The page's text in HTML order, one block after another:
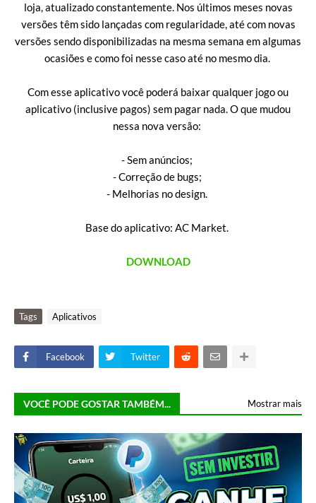
loja, atualizado constantemente. Nos últimos meses novas
versões têm sido lançadas com regularidade, até com novas
versões sendo disponibilizadas na mesma semana em algumas
ocasiões e como foi nesse caso até no mesmo dia.
Com esse aplicativo você poderá baixar qualquer jogo ou
aplicativo (inclusive pagos) sem pagar nada. O que mudou
nessa nova versão:
- Sem anúncios;
- Correção de bugs;
- Melhorias no design.
Base do aplicativo: AC Market.
DOWNLOAD
Tags Aplicativos
Facebook Twitter
VOCÊ PODE GOSTAR TAMBÉM... Mostrar mais